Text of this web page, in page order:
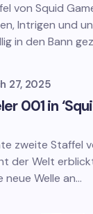
von Squid
Intrigen und
in den Bann
27, 2025
001 in
zweite Staffel
der Welt
Welle an…